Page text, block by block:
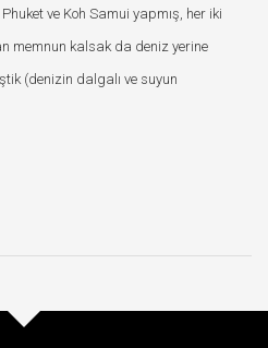
ve Koh Samui yapmış, her iki
memnun kalsak da deniz yerine
(denizin dalgalı ve suyun